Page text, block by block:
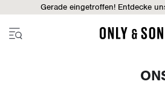
Gerade eingetroffen! Entdecke